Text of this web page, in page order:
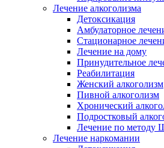
Лечение алкоголизма
Детоксикация
Амбулаторное
Стационарное
Лечение на дому
Принудительное
Реабилитация
Женский алкоголизм
Пивной алкоголизм
Хронический
Подростковый
Лечение по методу
Лечение наркомании